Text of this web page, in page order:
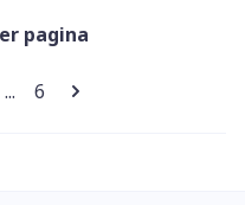
pagina
... Pagina
6
pagina